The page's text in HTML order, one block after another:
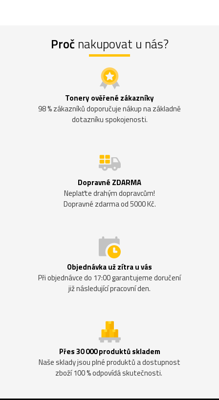
Proč nakupovat u nás?
Tonery ověřené zákazníky
98 % zákazníků doporučuje nákup na základně
dotazníku spokojenosti.
Dopravné ZDARMA
Neplaťte drahým dopravcům!
Dopravné zdarma od 5000 Kč.
Objednávka už zítra u vás
Při objednávce do 17:00 garantujeme doručení
již následující pracovní den.
Přes 30 000 produktů skladem
Naše sklady jsou plné produktů a dostupnost
zboží 100 % odpovídá skutečnosti.